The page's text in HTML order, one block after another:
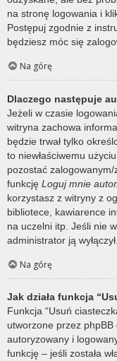
na stronę logowania i
Postępuj zgodnie z
będziesz móc się
Na górę
Dlaczego następuje
Jeżeli w czasie
witryna zachowa
będzie trwał tylko
to niewłaściwemu
pozostać
funkcję Loguj mnie
korzystasz z witryny z
bibliotece, kawiarence
na uczelni itp. Jeśli nie
administrator ją wyłączył.
Na górę
Jak działa funkcja
Funkcja “Usuń
utworzone przez
autoryzowany i
funkcję – jeśli została